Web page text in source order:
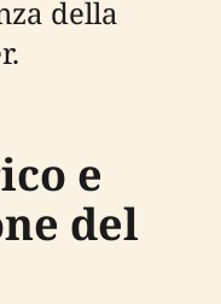
della
e
del